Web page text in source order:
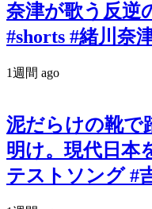
奈津が歌う反逆
#shorts #緒川奈
1週間 ago
泥だらけの靴で
明け。現代日本
テストソング #